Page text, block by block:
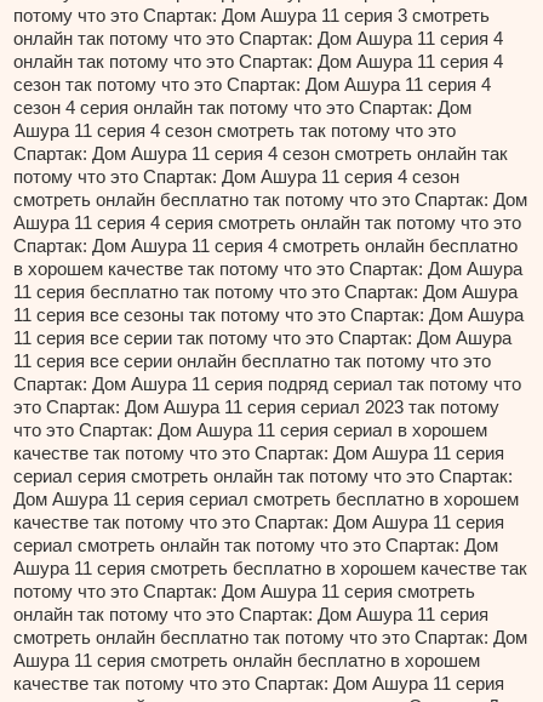
потому что это Спартак: Дом Ашура 11 серия 3 смотреть
онлайн так потому что это Спартак: Дом Ашура 11 серия 4
онлайн так потому что это Спартак: Дом Ашура 11 серия 4
сезон так потому что это Спартак: Дом Ашура 11 серия 4
сезон 4 серия онлайн так потому что это Спартак: Дом
Ашура 11 серия 4 сезон смотреть так потому что это
Спартак: Дом Ашура 11 серия 4 сезон смотреть онлайн так
потому что это Спартак: Дом Ашура 11 серия 4 сезон
смотреть онлайн бесплатно так потому что это Спартак: Дом
Ашура 11 серия 4 серия смотреть онлайн так потому что это
Спартак: Дом Ашура 11 серия 4 смотреть онлайн бесплатно
в хорошем качестве так потому что это Спартак: Дом Ашура
11 серия бесплатно так потому что это Спартак: Дом Ашура
11 серия все сезоны так потому что это Спартак: Дом Ашура
11 серия все серии так потому что это Спартак: Дом Ашура
11 серия все серии онлайн бесплатно так потому что это
Спартак: Дом Ашура 11 серия подряд сериал так потому что
это Спартак: Дом Ашура 11 серия сериал 2023 так потому
что это Спартак: Дом Ашура 11 серия сериал в хорошем
качестве так потому что это Спартак: Дом Ашура 11 серия
сериал серия смотреть онлайн так потому что это Спартак:
Дом Ашура 11 серия сериал смотреть бесплатно в хорошем
качестве так потому что это Спартак: Дом Ашура 11 серия
сериал смотреть онлайн так потому что это Спартак: Дом
Ашура 11 серия смотреть бесплатно в хорошем качестве так
потому что это Спартак: Дом Ашура 11 серия смотреть
онлайн так потому что это Спартак: Дом Ашура 11 серия
смотреть онлайн бесплатно так потому что это Спартак: Дом
Ашура 11 серия смотреть онлайн бесплатно в хорошем
качестве так потому что это Спартак: Дом Ашура 11 серия